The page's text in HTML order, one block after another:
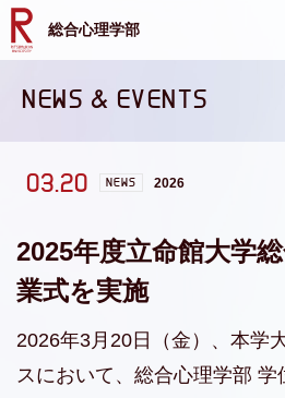
NEWS & EVENTS
03.20 NEWS 2026
2025年度立命館大学
業式を実施
2026年3月20日（金）、本学
スにおいて、総合心理学部 学
総合心理学部